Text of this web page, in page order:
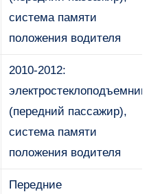
система памяти
положения водителя
2010-2012:
(передний пассажир),
система памяти
положения водителя
Передние